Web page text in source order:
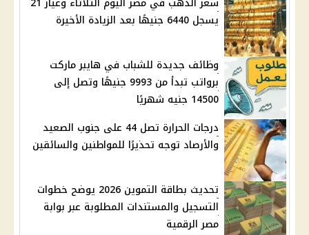
يسجل 6440 جنيهًا بعد الزيادة الأخيرة
وظائف جديدة للشباب في هايبر ماركت
برواتب تبدأ من 9993 جنيهًا وتصل إلى
14500 جنيه شهريًا
درجات الحرارة تصل 44 على جنوب الصعيد
والأرصاد توجه تحذيرًا للمواطنين والسائقين
تحديث بطاقة التموين 2026 يوضح خطوات
التسجيل والمستندات المطلوبة عبر بوابة
مصر الرقمية